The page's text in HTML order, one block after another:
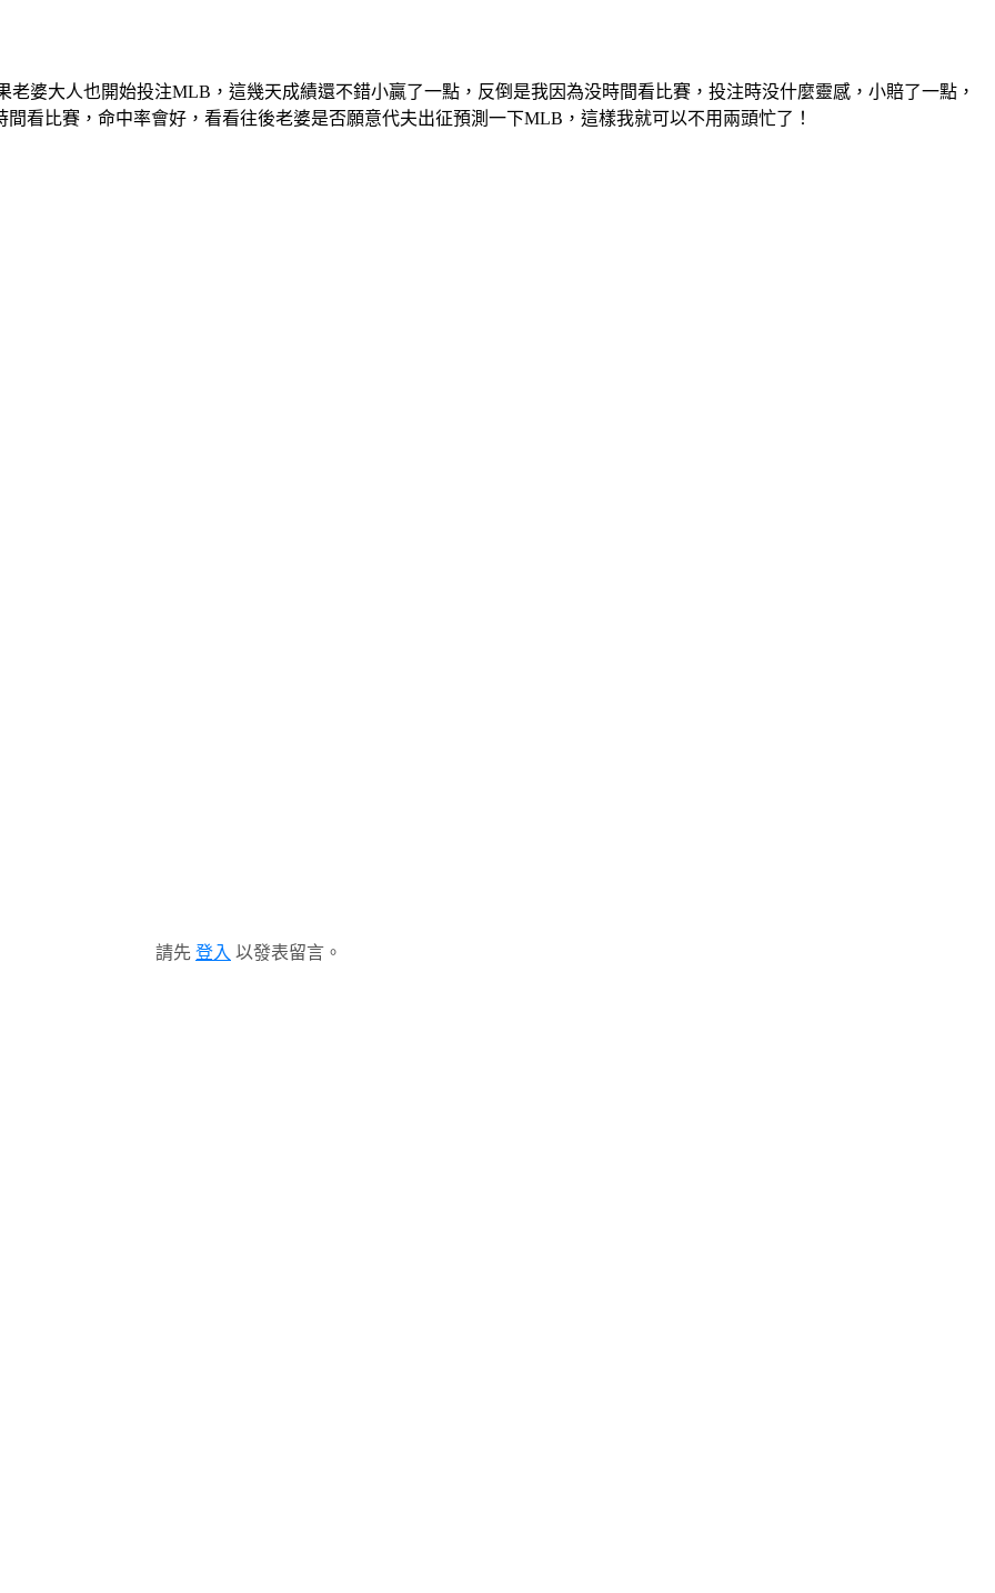
大人也開始投注MLB，這幾天成績還不錯小贏了一點，反倒是我因為没時間看比賽，投注時没什麼靈感，小賠了一點，
看比賽，命中率會好，看看往後老婆是否願意代夫出征預測一下MLB，這樣我就可以不用兩頭忙了！
請先 登入 以發表留言。